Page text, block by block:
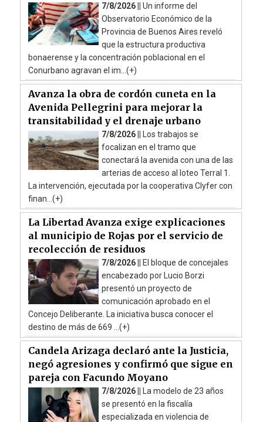
7/8/2026 || Un informe del
Observatorio Económico de la
Provincia de Buenos Aires reveló
que la estructura productiva
bonaerense y la concentración poblacional en el
Conurbano agravan el im...(+)
Avanza la obra de cordón cuneta en la
Avenida Pellegrini para mejorar la
transitabilidad y el drenaje urbano
7/8/2026 ||
Los trabajos se
focalizan en el tramo que
conectará la avenida con una de las
arterias de acceso al loteo Terral 1.
La intervención, ejecutada por la cooperativa Clyfer con
finan...(+)
La Libertad Avanza exige explicaciones
al municipio de Rojas por el servicio de
recolección de residuos
7/8/2026 ||
El bloque de concejales
encabezado por Lucio Borzi
presentó un proyecto de
comunicación aprobado en el
Concejo Deliberante. La iniciativa busca conocer el
destino de más de 669 ...(+)
Candela Arizaga declaró ante la Justicia,
negó agresiones y confirmó que sigue en
pareja con Facundo Moyano
7/8/2026 ||
La modelo de 23 años
se presentó en la fiscalía
especializada en violencia de